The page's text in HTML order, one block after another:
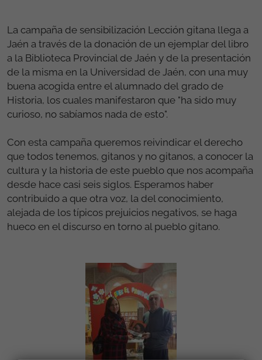
La campaña de sensibilización Lección gitana llega a
Jaén a través de la donación de un ejemplar del libro
a la Biblioteca Provincial de Jaén y de la presentación
de la misma en la Universidad de Jaén, con una muy
buena acogida entre el alumnado del grado de
Historia, los cuales manifestaron que "ha sido muy
curioso, no sabíamos nada de esto".
Con esta campaña queremos reivindicar el derecho
que todos tenemos, gitanos y no gitanos, a conocer la
cultura y la historia de este pueblo que nos acompaña
desde hace casi seis siglos. Esperamos haber
contribuido a que otra voz, la del conocimiento,
alejada de los típicos prejuicios negativos, se haga
hueco en el discurso en torno al pueblo gitano.